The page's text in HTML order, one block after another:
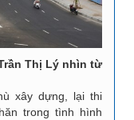
Thị Lý nhìn từ
xây dựng, lại thi
trong tình hình